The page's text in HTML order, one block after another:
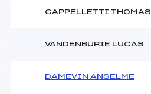
CAPPELLETTI THOMAS
VANDENBURIE LUCAS
DAMEVIN ANSELME